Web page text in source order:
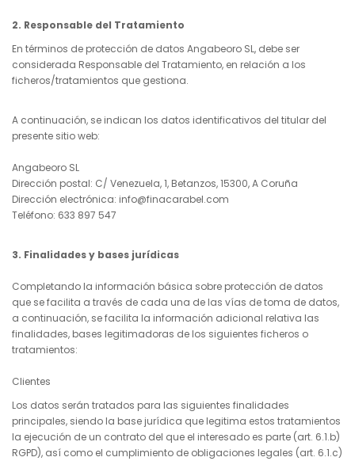
2. Responsable del Tratamiento
En términos de protección de datos Angabeoro SL, debe ser
considerada Responsable del Tratamiento, en relación a los
ficheros/tratamientos que gestiona.
A continuación, se indican los datos identificativos del titular del
presente sitio web:
Angabeoro SL
Dirección postal: C/ Venezuela, 1, Betanzos, 15300, A Coruña
Dirección electrónica: info@finacarabel.com
Teléfono: 633 897 547
3. Finalidades y bases jurídicas
Completando la información básica sobre protección de datos
que se facilita a través de cada una de las vías de toma de datos,
a continuación, se facilita la información adicional relativa las
finalidades, bases legitimadoras de los siguientes ficheros o
tratamientos:
Clientes
Los datos serán tratados para las siguientes finalidades
principales, siendo la base jurídica que legitima estos tratamientos
la ejecución de un contrato del que el interesado es parte (art. 6.1.b)
RGPD), así como el cumplimiento de obligaciones legales (art. 6.1.c)